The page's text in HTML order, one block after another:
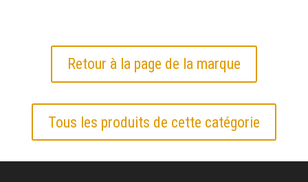
Retour à la page de la marque
Tous les produits de cette catégorie